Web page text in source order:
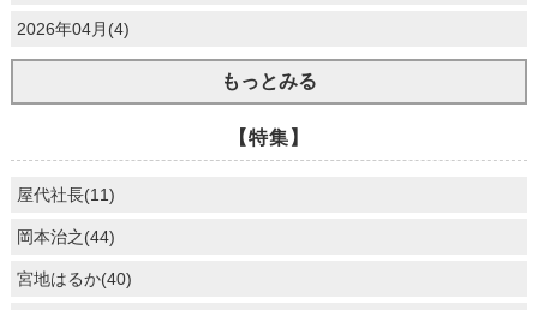
2026年04月(4)
もっとみる
【特集】
屋代社長(11)
岡本治之(44)
宮地はるか(40)